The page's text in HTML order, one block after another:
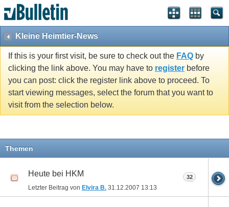
Kleine Heimtier-News
If this is your first visit, be sure to check out the FAQ by
clicking the link above. You may have to register before
you can post: click the register link above to proceed. To
start viewing messages, select the forum that you want to
visit from the selection below.
Themen
Heute bei HKM
Letzter Beitrag von Elvira B. 31.12.2007 13:13
32